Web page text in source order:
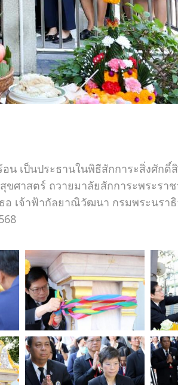
เป็นประธานในพิธีสักการะสิ่งศักดิ์
าสตร์ ถวายมาลัยสักการะพระราช
อ เจ้าฟ้ากัลยาณิวัฒนา กรมพระนรา